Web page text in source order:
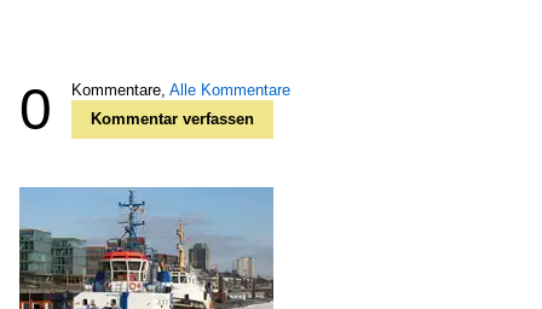
0 Kommentare, Alle Kommentare
Kommentar verfassen